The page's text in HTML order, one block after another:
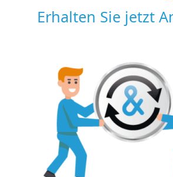
Erhalten Sie jetzt